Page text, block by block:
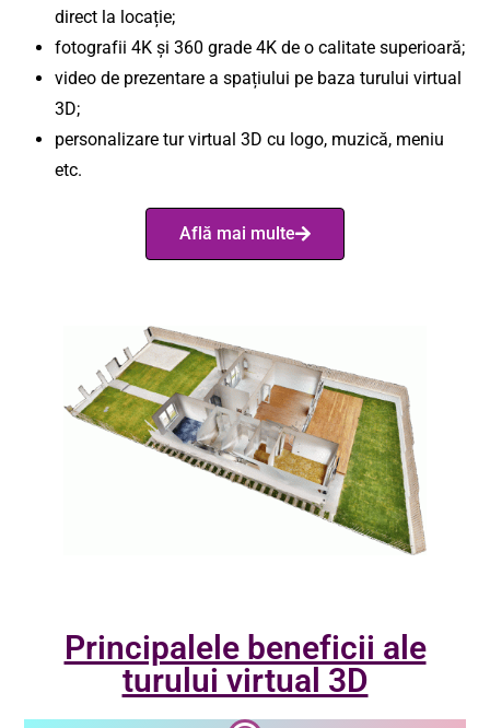
direct la locație;
fotografii 4K și 360 grade 4K de o calitate superioară;
video de prezentare a spațiului pe baza turului virtual
3D;
personalizare tur virtual 3D cu logo, muzică, meniu
etc.
Află mai multe
Principalele beneficii ale
turului virtual 3D